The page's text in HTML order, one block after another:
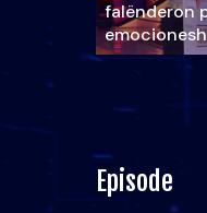
falënderon
Episode